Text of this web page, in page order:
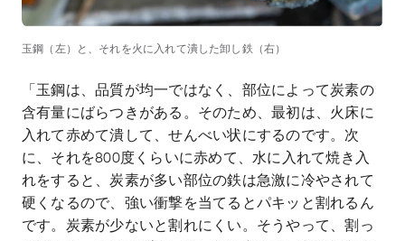
玉鋼（左）と、それを火に入れて潰した卸し鉄（右）
「玉鋼は、品質が均一ではなく、部位によって炭素の
含有量にばらつきがある。そのため、最初は、火床に
入れて赤めて潰して、せんべい状にするのです。次
に、それを800度くらいに赤めて、水に入れて焼き入
れをすると、炭素が多い部位の鉄は急激に冷やされて
硬くなるので、強い衝撃を当てるとパキッと割れるん
です。炭素が少ないと割れにくい。そうやって、割っ